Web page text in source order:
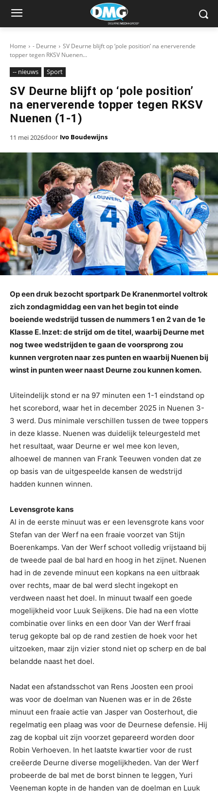
Home - Deurne
SV Deurne blijft op ‘pole position’ na enerverende
topper tegen RKSV Nuenen...
-- nieuws Sport
SV Deurne blijft op ‘pole position’
na enerverende topper tegen RKSV
Nuenen (1-1)
11 mei 2026door Ivo Boudewijns
Op een druk bezocht sportpark De Kranenmortel voltrok
zich zondagmiddag een van het begin tot einde
boeiende wedstrijd tussen de nummers 1 en 2 van de 1e
Klasse E. Inzet: de strijd om de titel, waarbij Deurne met
nog twee wedstrijden te gaan de voorsprong zou
kunnen vergroten naar zes punten en waarbij Nuenen bij
winst in punten weer naast Deurne zou kunnen komen.
Uiteindelijk stond er na 97 minuten een 1-1 eindstand op
het scorebord, waar het in december 2025 in Nuenen 3-
3 werd. Dus minimale verschillen tussen de twee toppers
in deze klasse. Nuenen was duidelijk teleurgesteld met
het resultaat, waar Deurne er wel mee kon leven,
alhoewel de mannen van Frank Teeuwen vonden dat ze
op basis van de uitgespeelde kansen de wedstrijd
hadden kunnen winnen.
Levensgrote kans
Al in de eerste minuut was er een levensgrote kans voor
Stefan van der Werf na een fraaie voorzet van Stijn
Boerenkamps. Van der Werf schoot volledig vrijstaand bij
de tweede paal de bal hard en hoog in het zijnet. Nuenen
had in de zevende minuut een kopkans na een uitbraak
over rechts, maar de bal werd slecht ingekopt en
verdween naast het doel. In minuut twaalf een goede
mogelijkheid voor Luuk Seijkens. Die had na een vlotte
combinatie over links en een door Van der Werf fraai
terug gekopte bal op de rand zestien de hoek voor het
uitzoeken, maar zijn vizier stond niet op scherp en de bal
belandde naast het doel.
Nadat een afstandsschot van Rens Joosten een prooi
was voor de doelman van Nuenen was er in de 26ste
minuut een fraaie actie van Jasper van Oosterhout, die
regelmatig een plaag was voor de Deurnese defensie. Hij
zag de kopbal uit zijn voorzet gepareerd worden door
Robin Verhoeven. In het laatste kwartier voor de rust
creëerde Deurne diverse mogelijkheden. Van der Werf
probeerde de bal met de borst binnen te leggen, Yuri
Veeneman kopte in de handen van de doelman en Luuk